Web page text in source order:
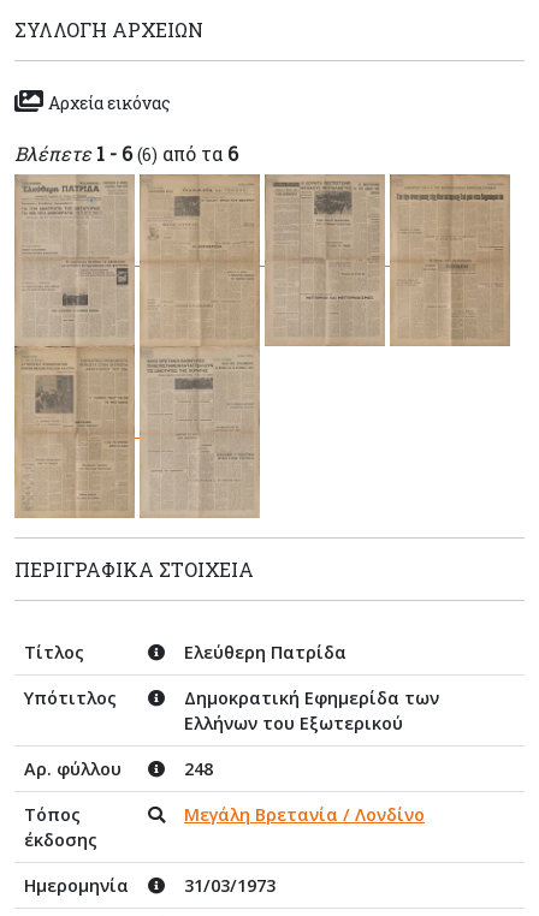
ΣΥΛΛΟΓΉ ΑΡΧΕΊΩΝ
Αρχεία εικόνας
Βλέπετε 1 - 6 (6) από τα 6
ΠΕΡΙΓΡΑΦΙΚΆ ΣΤΟΙΧΕΊΑ
Τίτλος
Ελεύθερη Πατρίδα
Υπότιτλος
Δημοκρατική Εφημερίδα των
Ελλήνων του Εξωτερικού
Αρ. φύλλου
248
Τόπος
έκδοσης
Μεγάλη Βρετανία / Λονδίνο
Ημερομηνία
31/03/1973